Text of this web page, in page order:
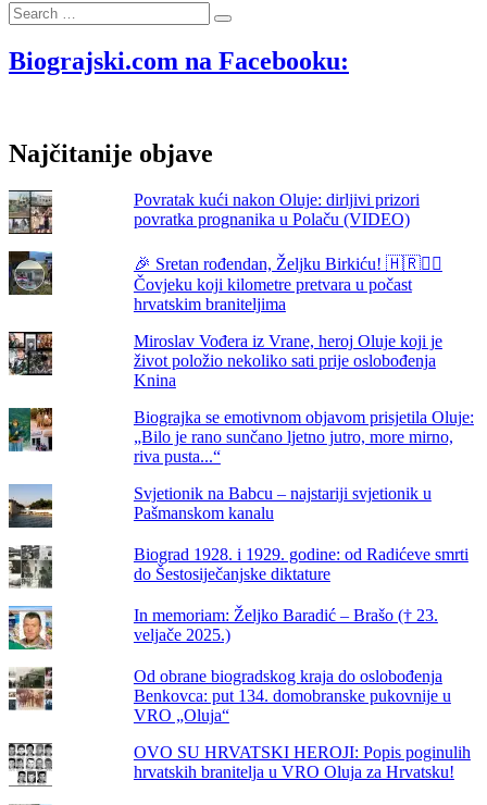
Zemlje
u
sve
pohvale
Search
…
Biograjski.com na Facebooku:
Najčitanije objave
Povratak kući nakon Oluje: dirljivi prizori
povratka prognanika u Polaču (VIDEO)
🎉 Sretan rođendan, Željku Birkiću! 🇭🇷🏃‍♂️
Čovjeku koji kilometre pretvara u počast
hrvatskim braniteljima
Miroslav Vođera iz Vrane, heroj Oluje koji je
život položio nekoliko sati prije oslobođenja
Knina
Biograjka se emotivnom objavom prisjetila Oluje:
„Bilo je rano sunčano ljetno jutro, more mirno,
riva pusta...“
Svjetionik na Babcu – najstariji svjetionik u
Pašmanskom kanalu
Biograd 1928. i 1929. godine: od Radićeve smrti
do Šestosiječanjske diktature
In memoriam: Željko Baradić – Brašo († 23.
veljače 2025.)
Od obrane biogradskog kraja do oslobođenja
Benkovca: put 134. domobranske pukovnije u
VRO „Oluja“
OVO SU HRVATSKI HEROJI: Popis poginulih
hrvatskih branitelja u VRO Oluja za Hrvatsku!